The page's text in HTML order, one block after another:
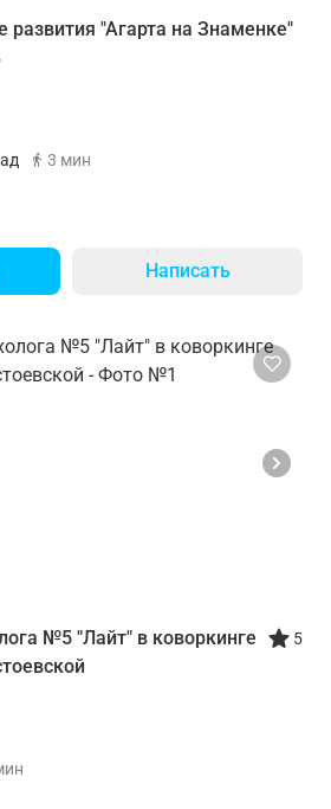
развития "Агарта на Знаменке"
3 мин
Написать
№5 "Лайт" в коворкинге
5